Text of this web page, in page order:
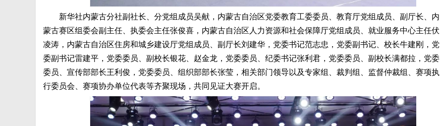
新华社内蒙古分社副社长、分党组成员吴献，内蒙古自治区党委教育工委委员、教育厅党组成员、副厅长、内
蒙古赛区组委会副主任、执委会主任张俊喜，内蒙古自治区人力资源和社会保障厅党组成员、就业服务中心主任伏
凌涛，内蒙古自治区住房和城乡建设厅党组成员、副厅长刘建华，党委书记范志忠，党委副书记、校长牛建刚，党
委副书记雷建平，党委委员、副校长银花、赵金龙，党委委员、纪委书记张利君，党委委员、副校长满都拉，党委
委员、宣传部部长王利俊，党委委员、组织部部长张莹，相关部门领导以及专家组、裁判组、监督仲裁组、赛项执
行委员会、赛项协办单位代表等齐聚现场，共同见证大赛开启。